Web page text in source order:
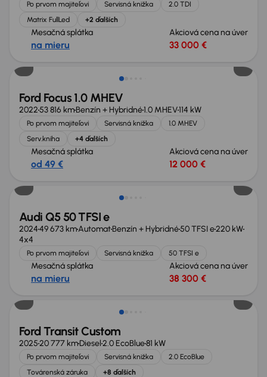
Po prvom majiteľovi Servisná knižka
2.0 TDI
Matrix FullLed
+2 ďalších
Mesačná splátka
na mieru
Akciová cena na úver
33 000 €
Ford Focus 1.0 MHEV
202253 816 kmBenzín + Hybridné1.0 MHEV114 kW
Po prvom majiteľovi Servisná knižka
1.0 MHEV
Serv.kniha
+4 ďalších
Mesačná splátka
od 49 €
Akciová cena na úver
12 000 €
Možnosť odpočtu DPH
Audi Q5 50 TFSI e
202449 673 kmAutomatBenzín + Hybridné50 TFSI e220 kW
4x4
Po prvom majiteľovi Servisná knižka 50 TFSI e
Mesačná splátka
na mieru
Akciová cena na úver
38 300 €
Zlacnené o 3 100 €
Ford Transit Custom
202520 777 kmDiesel2.0 EcoBlue81 kW
Po prvom majiteľovi Servisná knižka
2.0 EcoBlue
Továrenská záruka
+8 ďalších